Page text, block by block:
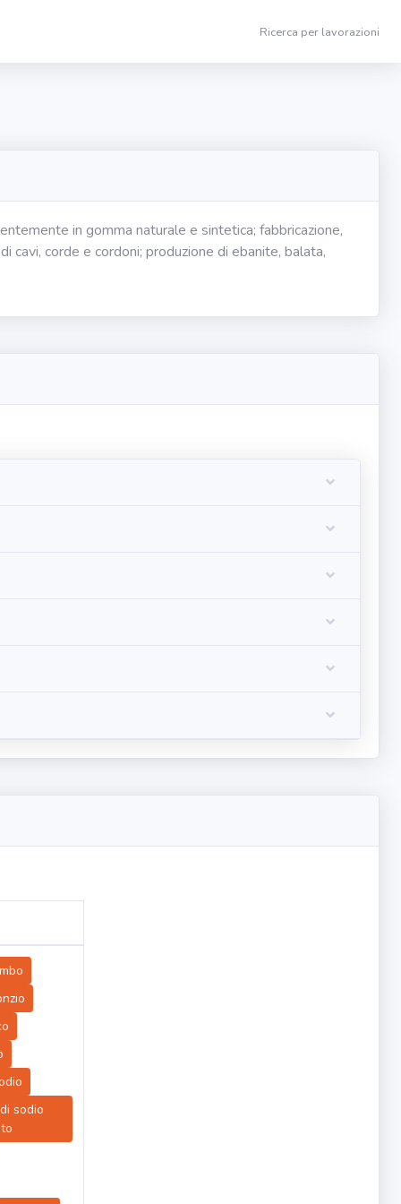
Ricerca per lavorazioni
in gomma naturale e sintetica; fabbricazione,
cavi, corde e cordoni; produzione di ebanite, balata,
sodio